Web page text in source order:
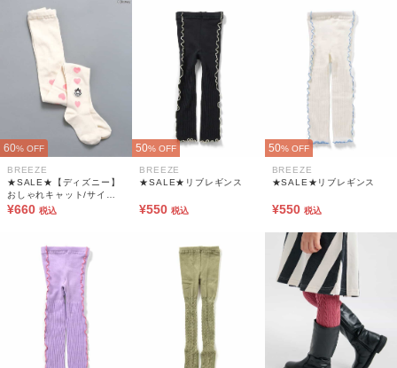
60% OFF
BREEZE
★SALE★【ディズニー】
おしゃれキャット/サイド
ハートタイツ
¥660 税込
50% OFF
BREEZE
★SALE★リブレギンス
¥550 税込
50% OFF
BREEZE
★SALE★リブレギンス
¥550 税込